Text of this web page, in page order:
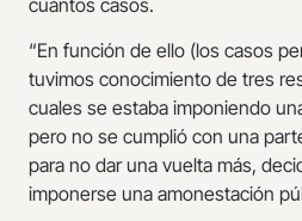
“En función de ello (los casos
tuvimos conocimiento de tres
cuales se estaba imponiendo
pero no se cumplió con una
para no dar una vuelta más,
imponerse una amonestación